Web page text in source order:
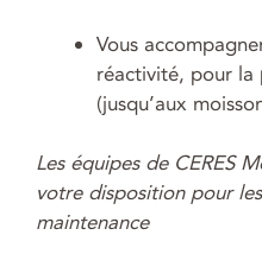
Vous
réactivité, pour la
(jusqu’aux
Les équipes de CERES
votre disposition pour
maintenance